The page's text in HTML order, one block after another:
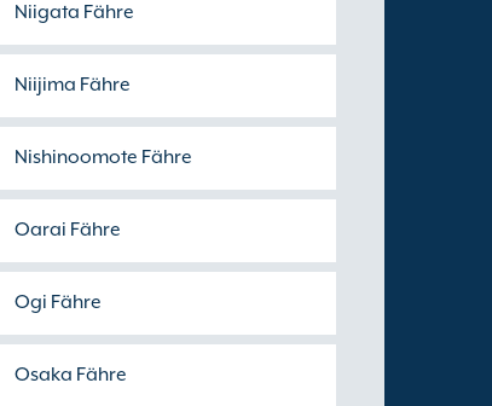
Niigata Fähre
Niijima Fähre
Nishinoomote Fähre
Oarai Fähre
Ogi Fähre
Osaka Fähre